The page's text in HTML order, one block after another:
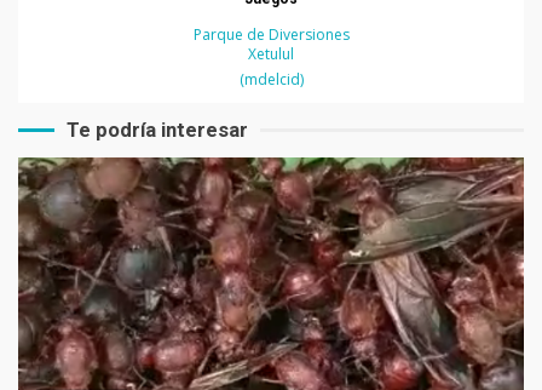
Parque de Diversiones
Xetulul
(mdelcid)
Te podría interesar